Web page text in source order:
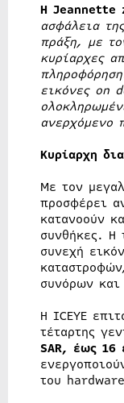
Η Jeannette
ασφάλεια
πράξη, με
κυρίαρχες
εικόνες on
ανερχόμενο
Κυρίαρχη
Με τον
προσφέρει
κατανοούν
συνθήκες. Η
συνεχή
συνόρων και
Η ICEYE
τέταρτης
SAR, έως 16
του